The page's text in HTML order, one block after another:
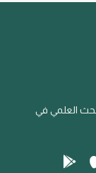
العلمي في